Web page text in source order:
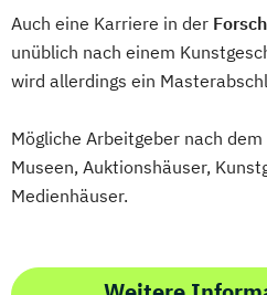
Auch eine Karriere in der
unüblich nach einem
wird allerdings ein
Mögliche Arbeitgeber nach
Museen, Auktionshäuser,
Medienhäuser.